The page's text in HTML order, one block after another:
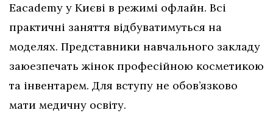
Eacademy у Києві в режимі офлайн. Всі
практичні заняття відбуватимуться на
моделях. Представники навчального закладу
заюезпечать жінок професійною косметикою
та інвентарем. Для вступу не обов’язково
мати медичну освіту.